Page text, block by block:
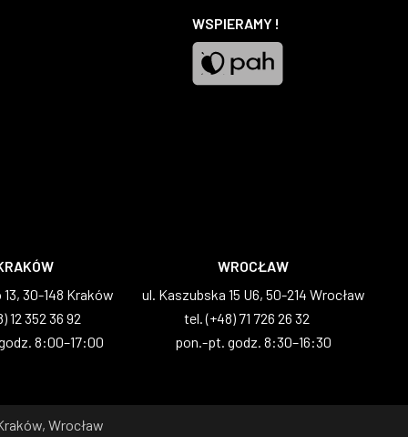
WSPIERAMY !
30-148 Kraków
12 352 36 92
8:00–17:00
WROCŁAW
ul. Kaszubska 15 U6, 50-214 Wrocław
tel. (+48) 71 726 26 32
pon.-pt. godz. 8:30–16:30
Wrocław